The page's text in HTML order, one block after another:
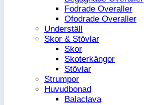
Fodrade Overaller
Ofodrade Overaller
Underställ
Skor & Stövlar
Skor
Skoterkängor
Stövlar
Strumpor
Huvudbonad
Balaclava